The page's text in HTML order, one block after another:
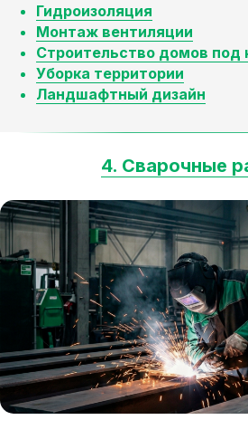
Гидроизоляция
Монтаж вентиляции
Строительство домов под
Уборка территории
Ландшафтный дизайн
4. Сварочные